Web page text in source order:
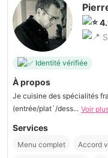
Identité vérifiée
À propos
Je cuisine des spécialités
(entrée/plat`/dess... Voir
Services
Menu complet Accord